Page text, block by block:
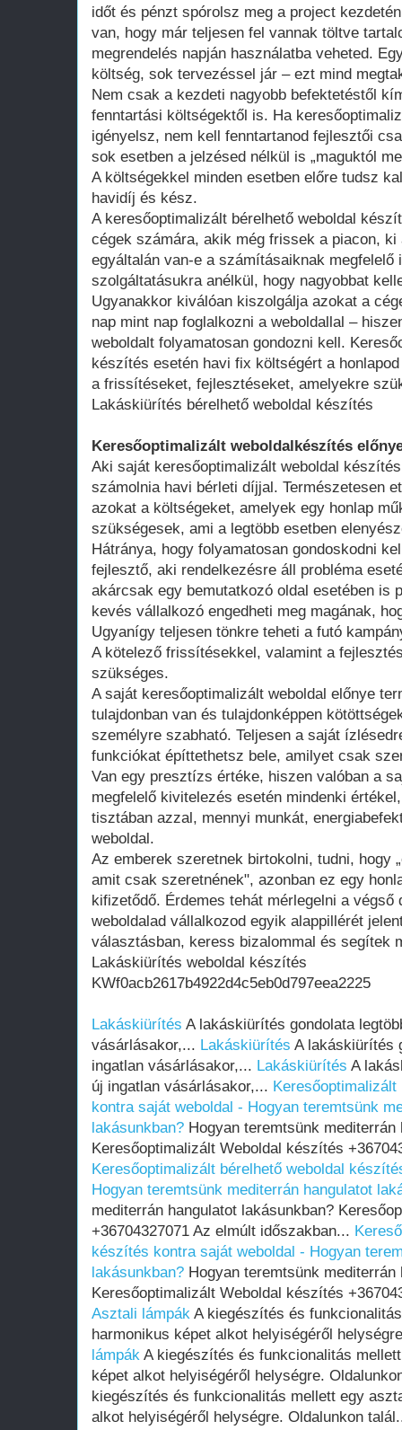
időt és pénzt spórolsz meg a project
van, hogy már teljesen fel vannak töltve
megrendelés napján használatba veheted.
költség, sok tervezéssel jár – ezt mind
Nem csak a kezdeti nagyobb befektetéstől
fenntartási költségektől is. Ha
igényelsz, nem kell fenntartanod fejlesztői
sok esetben a jelzésed nélkül is „maguktól
A költségekkel minden esetben előre tudsz
havidíj és kész.
A keresőoptimalizált bérelhető weboldal
cégek számára, akik még frissek a piacon, ki
egyáltalán van-e a számításaiknak megfelelő
szolgáltatásukra anélkül, hogy nagyobbat
Ugyanakkor kiválóan kiszolgálja azokat a
nap mint nap foglalkozni a weboldallal –
weboldalt folyamatosan gondozni kell.
készítés esetén havi fix költségért a
a frissítéseket, fejlesztéseket, amelyekre
Lakáskiürítés bérelhető weboldal készítés
Keresőoptimalizált weboldalkészítés
Aki saját keresőoptimalizált weboldal
számolnia havi bérleti díjjal. Természetesen
azokat a költségeket, amelyek egy honlap
szükségesek, ami a legtöbb esetben
Hátránya, hogy folyamatosan gondoskodni
fejlesztő, aki rendelkezésre áll probléma
akárcsak egy bemutatkozó oldal esetében is
kevés vállalkozó engedheti meg magának,
Ugyanígy teljesen tönkre teheti a futó
A kötelező frissítésekkel, valamint a
szükséges.
A saját keresőoptimalizált weboldal előnye
tulajdonban van és tulajdonképpen
személyre szabható. Teljesen a saját
funkciókat építtethetsz bele, amilyet csak
Van egy presztízs értéke, hiszen valóban a
megfelelő kivitelezés esetén mindenki
tisztában azzal, mennyi munkát,
weboldal.
Az emberek szeretnek birtokolni, tudni, hogy
amit csak szeretnének", azonban ez egy
kifizetődő. Érdemes tehát mérlegelni a végső
weboldalad vállalkozod egyik alappillérét
választásban, keress bizalommal és segítek
Lakáskiürítés weboldal készítés
KWf0acb2617b4922d4c5eb0d797eea2225
Lakáskiürítés A lakáskiürítés gondolata
vásárlásakor,... Lakáskiürítés A lakáskiürítés
ingatlan vásárlásakor,... Lakáskiürítés A
új ingatlan vásárlásakor,...
kontra saját weboldal - Hogyan teremtsünk
lakásunkban? Hogyan teremtsünk
Keresőoptimalizált Weboldal készítés
Keresőoptimalizált bérelhető weboldal
Hogyan teremtsünk mediterrán hangulatot
mediterrán hangulatot lakásunkban?
+36704327071 Az elmúlt időszakban...
készítés kontra saját weboldal - Hogyan
lakásunkban? Hogyan teremtsünk
Keresőoptimalizált Weboldal készítés
Asztali lámpák A kiegészítés és
harmonikus képet alkot helyiségéről
lámpák A kiegészítés és funkcionalitás
képet alkot helyiségéről helységre.
kiegészítés és funkcionalitás mellett egy
alkot helyiségéről helységre. Oldalunkon